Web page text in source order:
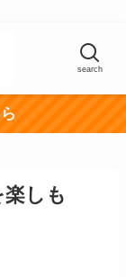
search
しも